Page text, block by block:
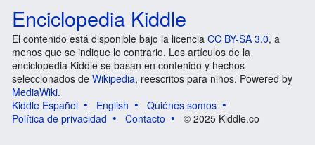
Enciclopedia Kiddle
El contenido está disponible bajo la licencia CC BY-SA 3.0, a
menos que se indique lo contrario. Los artículos de la
enciclopedia Kiddle se basan en contenido y hechos
seleccionados de Wikipedia, reescritos para niños. Powered by
MediaWiki.
Kiddle Español
English
Quiénes somos
Política de privacidad
Contacto © 2025 Kiddle.co